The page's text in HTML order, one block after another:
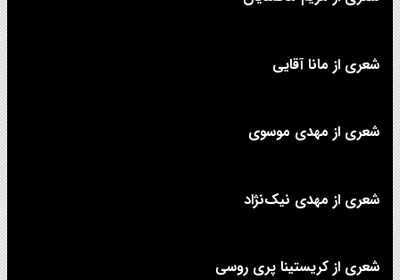
شعری از مانا آقایی
شعری از مهدی موسوی
شعری از مهدی نیک‌نژاد
شعری از کریستینا پری روسی